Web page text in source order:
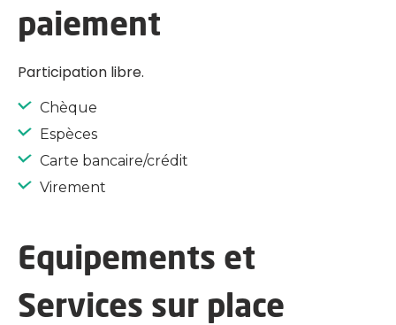
paiement
Participation libre.
Chèque
Espèces
Carte bancaire/crédit
Virement
Equipements et
Services sur place